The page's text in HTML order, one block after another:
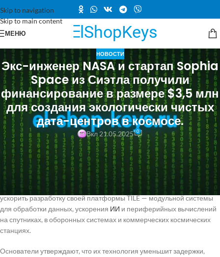
Skip to navigation
Skip to main content
МЕНЮ
НОВОСТИ
Экс-инженер NASA и стартап Sophia
Space из Сиэтла получили
финансирование в размере $3,5 млн
для создания экологически чистых
дата-центров в космосе.
Вкл 21.05.2025 0
Стартап Sophia Space, занимающийся орбитальными вычислениями
и созданием космических дата-центров, получил $3,5 млн в
предпосевном раунде финансирования.
Эта компания, расположенная в Калифорнии и Сиэтле, стремится
ускорить разработку своей платформы TILE — модульной системы
для обработки данных, ускорения ИИ и периферийных вычислений
на спутниках, в оборонных системах и коммерческих космических
станциях.
Основатели утверждают, что их технология уменьшит задержки,